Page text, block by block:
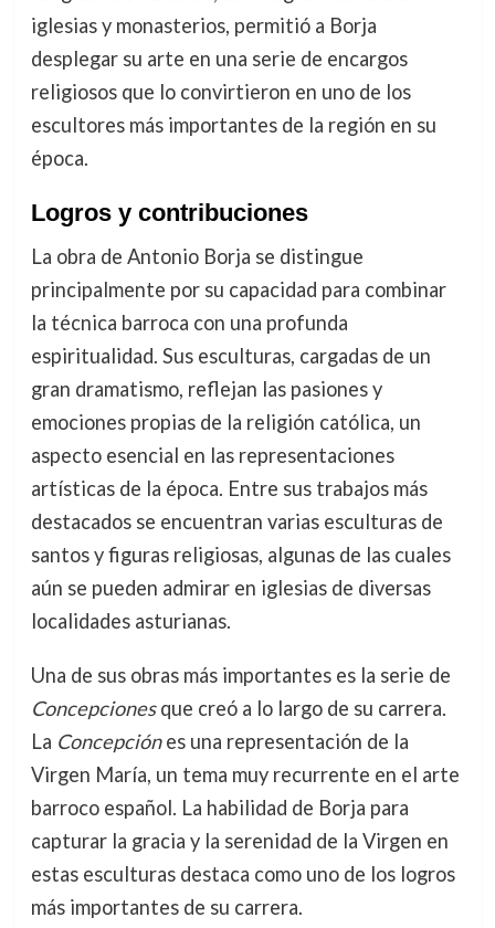
iglesias y monasterios, permitió a Borja
desplegar su arte en una serie de encargos
religiosos que lo convirtieron en uno de los
escultores más importantes de la región en su
época.
Logros y contribuciones
La obra de Antonio Borja se distingue
principalmente por su capacidad para combinar
la técnica barroca con una profunda
espiritualidad. Sus esculturas, cargadas de un
gran dramatismo, reflejan las pasiones y
emociones propias de la religión católica, un
aspecto esencial en las representaciones
artísticas de la época. Entre sus trabajos más
destacados se encuentran varias esculturas de
santos y figuras religiosas, algunas de las cuales
aún se pueden admirar en iglesias de diversas
localidades asturianas.
Una de sus obras más importantes es la serie de
Concepcionesque creó a lo largo de su carrera.
La Concepciónes una representación de la
Virgen María, un tema muy recurrente en el arte
barroco español. La habilidad de Borja para
capturar la gracia y la serenidad de la Virgen en
estas esculturas destaca como uno de los logros
más importantes de su carrera.